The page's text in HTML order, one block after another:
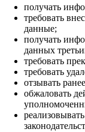
получать
требовать
данные;
получать
данных
требовать
требовать
отзывать
обжаловать